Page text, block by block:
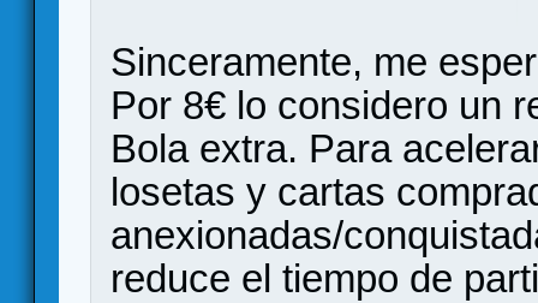
Sinceramente, me
Por 8€ lo considero un
Bola extra. Para
losetas y cartas
anexionadas/
reduce el tiempo de